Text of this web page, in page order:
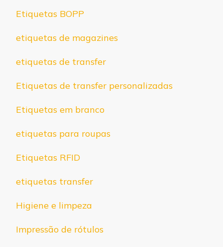
Etiquetas BOPP
etiquetas de magazines
etiquetas de transfer
Etiquetas de transfer personalizadas
Etiquetas em branco
etiquetas para roupas
Etiquetas RFID
etiquetas transfer
Higiene e limpeza
Impressão de rótulos